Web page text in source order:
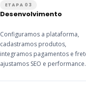
ETAPA 03
Desenvolvimento
Configuramos a plataforma,
cadastramos produtos,
integramos pagamentos e
ajustamos SEO e performance.